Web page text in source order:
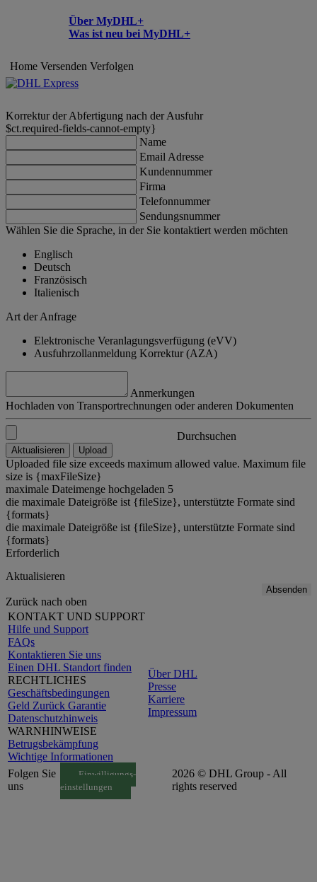
Über MyDHL+
Was ist neu bei MyDHL+
Home Versenden Verfolgen
Korrektur der Abfertigung nach der Ausfuhr
$ct.required-fields-cannot-empty}
Name
Email Adresse
Kundennummer
Firma
Telefonnummer
Sendungsnummer
Wählen Sie die Sprache, in der Sie kontaktiert werden möchten
Englisch
Deutsch
Französisch
Italienisch
Art der Anfrage
Elektronische Veranlagungsverfügung (eVV)
Ausfuhrzollanmeldung Korrektur (AZA)
Anmerkungen
Hochladen von Transportrechnungen oder anderen Dokumenten
Durchsuchen
Aktualisieren Upload
Uploaded file size exceeds maximum allowed value. Maximum file
size is {maxFileSize}
maximale Dateimenge hochgeladen 5
die maximale Dateigröße ist {fileSize}, unterstützte Formate sind
{formats}
die maximale Dateigröße ist {fileSize}, unterstützte Formate sind
{formats}
Erforderlich
Aktualisieren
Absenden
Zurück nach oben
KONTAKT UND SUPPORT
Hilfe und Support
FAQs
Kontaktieren Sie uns
Einen DHL Standort finden
RECHTLICHES
Geschäftsbedingungen
Geld Zurück Garantie
Datenschutzhinweis
WARNHINWEISE
Betrugsbekämpfung
Wichtige Informationen
Über DHL
Presse
Karriere
Impressum
Folgen Sie
uns
Einwilligungs-
einstellungen
2026 © DHL Group - All
rights reserved